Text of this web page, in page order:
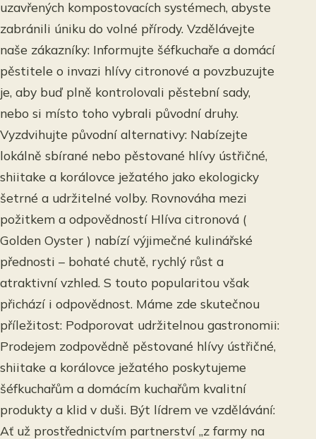
uzavřených kompostovacích systémech, abyste
zabránili úniku do volné přírody. Vzdělávejte
naše zákazníky: Informujte šéfkuchaře a domácí
pěstitele o invazi hlívy citronové a povzbuzujte
je, aby buď plně kontrolovali pěstební sady,
nebo si místo toho vybrali původní druhy.
Vyzdvihujte původní alternativy: Nabízejte
lokálně sbírané nebo pěstované hlívy ústřičné,
shiitake a korálovce ježatého jako ekologicky
šetrné a udržitelné volby. Rovnováha mezi
požitkem a odpovědností Hlíva citronová (
Golden Oyster ) nabízí výjimečné kulinářské
přednosti – bohaté chutě, rychlý růst a
atraktivní vzhled. S touto popularitou však
přichází i odpovědnost. Máme zde skutečnou
příležitost: Podporovat udržitelnou gastronomii:
Prodejem zodpovědně pěstované hlívy ústřičné,
shiitake a korálovce ježatého poskytujeme
šéfkuchařům a domácím kuchařům kvalitní
produkty a klid v duši. Být lídrem ve vzdělávání:
Ať už prostřednictvím partnerství „z farmy na